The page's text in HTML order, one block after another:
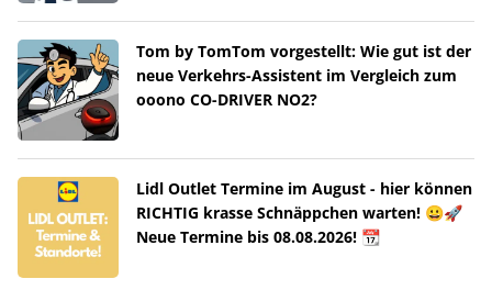
Tom by TomTom vorgestellt: Wie gut ist der
neue Verkehrs-Assistent im Vergleich zum
ooono CO-DRIVER NO2?
Lidl Outlet Termine im August - hier können
RICHTIG krasse Schnäppchen warten! 😀🚀
Neue Termine bis 08.08.2026! 📆